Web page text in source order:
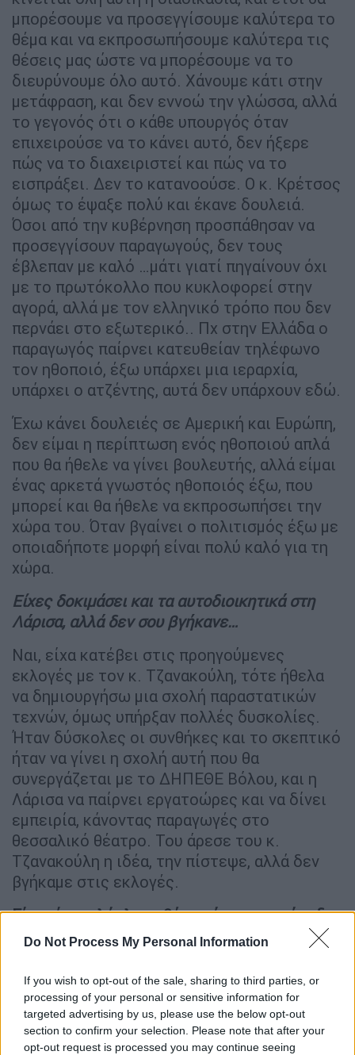
Do Not Process My Personal Information
If you wish to opt-out of the sale, sharing to third parties, or
processing of your personal or sensitive information for
targeted advertising by us, please use the below opt-out
section to confirm your selection. Please note that after your
opt-out request is processed you may continue seeing
μπορέσουμε να προσεγγίσουμε καλύτερα το
θέμα και να εκπροσωπήσουμε καλύτερα τις
θέσεις μας ώστε να μπορέσουμε να το
διευρύνουμε όλο αυτό. Χάνουμε κάτι στην
μετάφραση, και δεν εννοώ την γλώσσα, αλλά
το γεγονός ότι ο κάθε υπουργός όταν
επιχειρούσε να το κάνει αυτό, δεν ήξερε
πώς να το διαχειριστεί και πώς να το
εισπράξει. Δεν το κατανοούσε. Ο κ. Κρέτσος
όμως το έψαξε πολύ και έκανε δουλειά.
Όσοι από την κυβέρνηση προσπάθησαν να
προσεγγίσουν παραγωγούς, δεν τους
έβλεπαν με καλό …μάτι γιατί πηγαίνουν όχι
με το πρωτόκολλο που κυκλοφορεί στην
αγορά, αλλά με τον ελληνικό τρόπο που δεν
περνάει στο εξωτερικό.. Πχ στην Ελλάδα ο
παραγωγός παίρνει κατευθείαν τηλέφωνο
τον ηθοποιό, έξω υπάρχει μια ιεραρχία,
υπάρχει ο ατζέντης, αυτά δεν υπάρχουν εδώ.
Έχω κάνει δουλειές σε Αμερική και Ευρώπη,
δεν είμαι η περίπτωση ενός ηθοποιού απλά
που θα ήθελε να γίνει βουλευτής, αλλά είμαι
ένας αρκετά γνωστός ηθοποιός έξω, που
μπορεί και θα ήθελε να εκπροσωπήσει την
χώρα του. Όταν βγαίνει ο πολιτισμός έξω με
οποιαδήποτε μορφή είναι πολύ καλό για τη
χώρα.
Είχες δοκιμάσει και τα αυτοδιοικητικά στη
Λάρισα, αλλά δεν σου βγήκανε…
Ναι, είχα κατέβει στις προηγούμενες
εκλογές με τον κ. Τζανακούλη, τότε ήθελα
να δημιουργήσω μια σχολή παραστατικών
τεχνών, όμως υπήρξαν πολλές δυσκολίες.
Ήταν δύσκολες οι συνθήκες και το σκεπτικό
ήταν να γίνει η σχολή αυτή που θα
συνεργάζεται με το ΔΗΠΕΘΕ Βόλου, και η
Λάρισα να παίρνει εργατοώρες και να δίνει
εμπειρία, κάνοντας παραγωγές στο
θεσσαλικό θέατρο. Του άρεσε του κ.
Τζανακούλη η ιδέα, την πίστεψε, αλλά δεν
βγήκαμε στις εκλογές.
Είχε γίνει ολόκληρο θέμα τότε, με το ότι δεν
εμφανιζόσουν συχνά στα δημοτικά